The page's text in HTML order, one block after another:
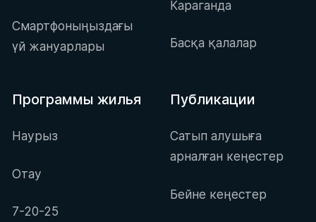
Смартфоныңыздағы
үй жануарлары
Караганда
Басқа қалалар
Программы жилья
Наурыз
Отау
7-20-25
Публикации
Сатып алушыға
арналған кеңестер
Бейне кеңестер